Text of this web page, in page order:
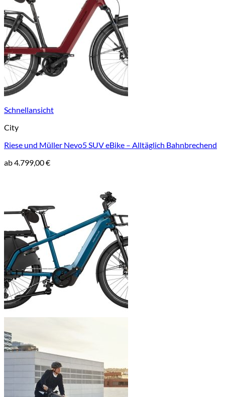
Schnellansicht
City
Riese und Müller Nevo5 SUV eBike – Alltäglich Bahnbrechend
ab4.799,00€